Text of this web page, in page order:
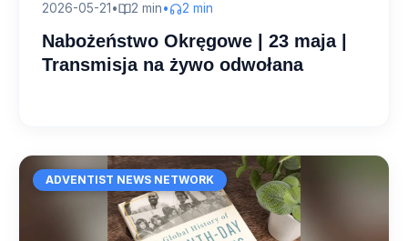
2026-05-21 • 2 min• 2 min
Nabożeństwo Okręgowe | 23 maja |
Transmisja na żywo odwołana
ADVENTIST NEWS NETWORK